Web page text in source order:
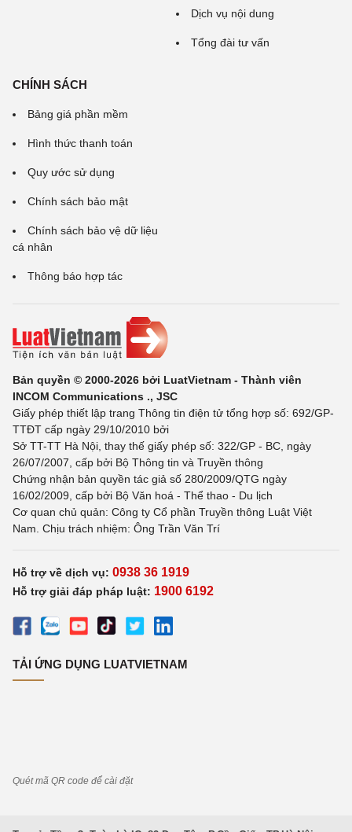
Dịch vụ nội dung
Tổng đài tư vấn
CHÍNH SÁCH
Bảng giá phần mềm
Hình thức thanh toán
Quy ước sử dụng
Chính sách bảo mật
Chính sách bảo vệ dữ liệu
cá nhân
Thông báo hợp tác
Bản quyền © 2000-2026 bởi LuatVietnam - Thành viên
INCOM Communications ., JSC
Giấy phép thiết lập trang Thông tin điện tử tổng hợp số: 692/GP-
TTĐT cấp ngày 29/10/2010 bởi
Sở TT-TT Hà Nội, thay thế giấy phép số: 322/GP - BC, ngày
26/07/2007, cấp bởi Bộ Thông tin và Truyền thông
Chứng nhận bản quyền tác giả số 280/2009/QTG ngày
16/02/2009, cấp bởi Bộ Văn hoá - Thể thao - Du lịch
Cơ quan chủ quản: Công ty Cổ phần Truyền thông Luật Việt
Nam. Chịu trách nhiệm: Ông Trần Văn Trí
Hỗ trợ về dịch vụ: 0938 36 1919
Hỗ trợ giải đáp pháp luật: 1900 6192
TẢI ỨNG DỤNG LUATVIETNAM
Quét mã QR code để cài đặt